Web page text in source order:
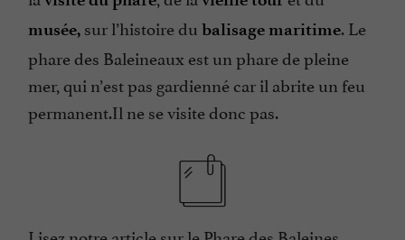
musée, sur l’histoire du balisage maritime. Le
phare des Baleineaux est un phare de pleine
mer, qui n’est pas gardienné car il abrite un feu
permanent.Il ne se visite donc pas.